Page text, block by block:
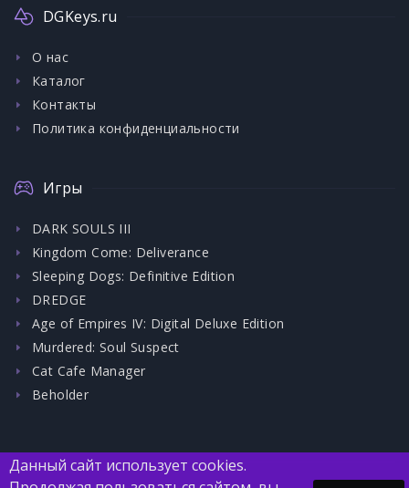
DGKeys.ru
О нас
Каталог
Контакты
Политика конфиденциальности
Игры
DARK SOULS III
Kingdom Come: Deliverance
Sleeping Dogs: Definitive Edition
DREDGE
Age of Empires IV: Digital Deluxe Edition
Murdered: Soul Suspect
Cat Cafe Manager
Beholder
Данный сайт использует cookies.